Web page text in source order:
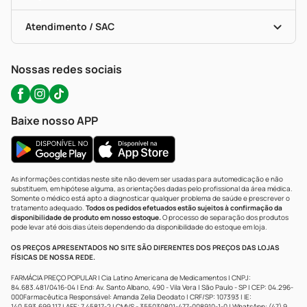
Bulas De A A Z
Políticas De Marketplace
Testes Rápidos
Autoteste Covid-19
Portal Da Privacidade
Atendimento / SAC
Nossas redes sociais
Baixe nosso APP
As informações contidas neste site não devem ser usadas para automedicação e não
substituem, em hipótese alguma, as orientações dadas pelo profissional da área médica.
Somente o médico está apto a diagnosticar qualquer problema de saúde e prescrever o
tratamento adequado. Todos os pedidos efetuados estão sujeitos à confirmação da
disponibilidade de produto em nosso estoque.O processo de separação dos produtos
pode levar até dois dias úteis dependendo da disponibilidade do estoque em loja.
OS PREÇOS APRESENTADOS NO SITE SÃO DIFERENTES DOS PREÇOS DAS LOJAS
FÍSICAS DE NOSSA REDE.
FARMÁCIA PREÇO POPULAR | Cia Latino Americana de Medicamentos | CNPJ:
84.683.481/0416-04 | End: Av. Santo Albano, 490 - Vila Vera | São Paulo - SP | CEP: 04.296-
000Farmacêutica Responsável: Amanda Zelia Deodato | CRF/SP: 107393 | IE: